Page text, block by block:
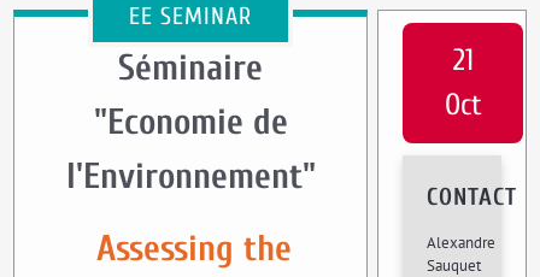
EE SEMINAR
Séminaire
"Economie de
l'Environnement"
Assessing the
21
Oct
CONTACT
Alexandre
Sauquet